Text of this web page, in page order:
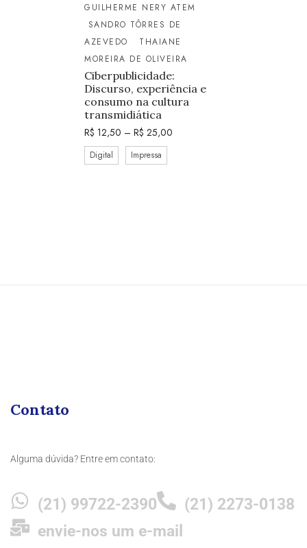
GUILHERME NERY ATEM
SANDRO TÔRRES DE
AZEVEDO
THAIANE
MOREIRA DE OLIVEIRA
Ciberpublicidade:
Discurso, experiência e
consumo na cultura
transmidiática
R$ 12,50 – R$ 25,00
Digital Impressa
Contato
Alguma dúvida? Entre em contato:
(21) 99722-2390
(21) 2273-0138
envie-nos um e-mail